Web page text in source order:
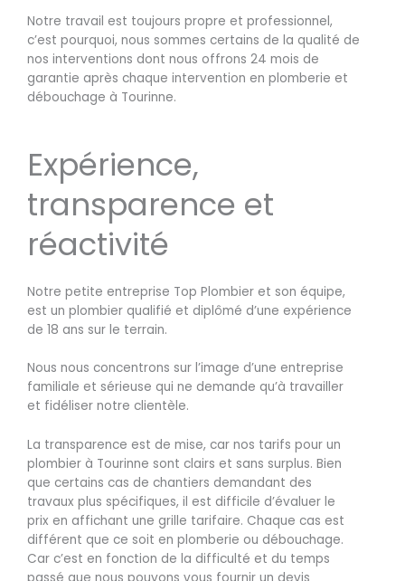
Notre travail est toujours propre et professionnel,
c’est pourquoi, nous sommes certains de la qualité de
nos interventions dont nous offrons 24 mois de
garantie après chaque intervention en plomberie et
débouchage à Tourinne.
Expérience,
transparence et
réactivité
Notre petite entreprise Top Plombier et son équipe,
est un plombier qualifié et diplômé d’une expérience
de 18 ans sur le terrain.
Nous nous concentrons sur l’image d’une entreprise
familiale et sérieuse qui ne demande qu’à travailler
et fidéliser notre clientèle.
La transparence est de mise, car nos tarifs pour un
plombier à Tourinne sont clairs et sans surplus. Bien
que certains cas de chantiers demandant des
travaux plus spécifiques, il est difficile d’évaluer le
prix en affichant une grille tarifaire. Chaque cas est
différent que ce soit en plomberie ou débouchage.
Car c’est en fonction de la difficulté et du temps